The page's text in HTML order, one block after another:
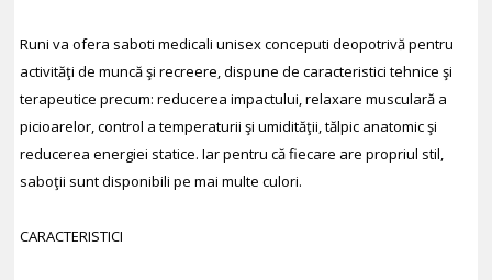
Runi va ofera saboti medicali unisex conceputi deopotrivă pentru
activităţi de muncă şi recreere, dispune de caracteristici tehnice şi
terapeutice precum: reducerea impactului, relaxare musculară a
picioarelor, control a temperaturii şi umidităţii, tălpic anatomic şi
reducerea energiei statice. Iar pentru că fiecare are propriul stil,
saboţii sunt disponibili pe mai multe culori.
CARACTERISTICI